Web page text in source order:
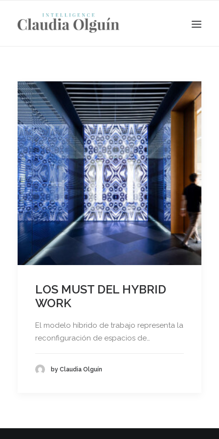
Search
LOS MUST DEL HYBRID
WORK
El modelo híbrido de trabajo representa la
reconfiguración de espacios de…
by Claudia Olguín